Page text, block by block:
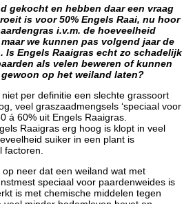
gekocht en hebben daar een vraag
is voor 50% Engels Raai, nu hoor
i.v.m. de hoeveelheid
we kunnen pas volgend jaar de
Is Engels Raaigras echt zo schadelijk
als velen beweren of kunnen
op het weiland laten?
per definitie een slechte grassoort
veel graszaadmengsels ‘speciaal voor
á 60% uit Engels Raaigras.
Raaigras erg hoog is klopt in veel
suiker in een plant is
factoren.
neer dat een weiland wat met
speciaal voor paardenweides is
is met chemische middelen tegen